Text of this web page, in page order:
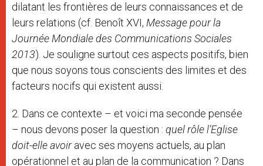
dilatant les frontières de leurs connaissances et de
leurs relations (cf. Benoît XVI, Message pour la
Journée Mondiale des Communications Sociales
2013). Je souligne surtout ces aspects positifs, bien
que nous soyons tous conscients des limites et des
facteurs nocifs qui existent aussi.
2. Dans ce contexte – et voici ma seconde pensée
– nous devons poser la question : quel rôle l’Eglise
doit-elle avoiravec ses moyens actuels, au plan
opérationnel et au plan de la communication ? Dans